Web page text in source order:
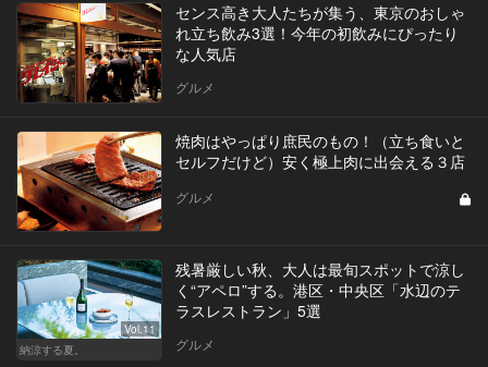
センス高き大人たちが集う、東京のおしゃ
れ立ち飲み3選！今年の初飲みにぴったり
な人気店
グルメ
焼肉はやっぱり庶民のもの！（立ち食いと
セルフだけど）安く極上肉に出会える３店
グルメ
Vol.11
納涼する夏。
残暑厳しい秋、大人は最旬スポットで涼し
く“アペロ”する。港区・中央区「水辺のテ
ラスレストラン」5選
グルメ